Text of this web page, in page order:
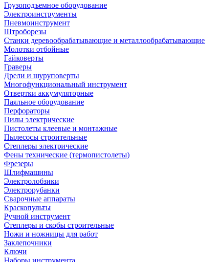
Грузоподъемное оборудование
Электроинструменты
Пневмоинструмент
Штроборезы
Станки деревообрабатывающие и металлообрабатывающие
Молотки отбойные
Гайковерты
Граверы
Дрели и шуруповерты
Многофункциональный инструмент
Отвертки аккумуляторные
Паяльное оборудование
Перфораторы
Пилы электрические
Пистолеты клеевые и монтажные
Пылесосы строительные
Степлеры электрические
Фены технические (термопистолеты)
Фрезеры
Шлифмашины
Электролобзики
Электрорубанки
Сварочные аппараты
Краскопульты
Ручной инструмент
Степлеры и скобы строительные
Ножи и ножницы для работ
Заклепочники
Ключи
Наборы инструмента